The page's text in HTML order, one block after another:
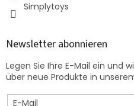
Simplytoys
Newsletter abonnieren
Legen Sie Ihre E-Mail ein und
über neue Produkte in
E-Mail